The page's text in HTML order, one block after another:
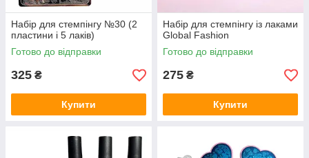
Набір для стемпінгу №30 (2
пластини і 5 лаків)
Готово до відправки
325 ₴
Купити
Набір для стемпінгу із лаками
Global Fashion
Готово до відправки
275 ₴
Купити